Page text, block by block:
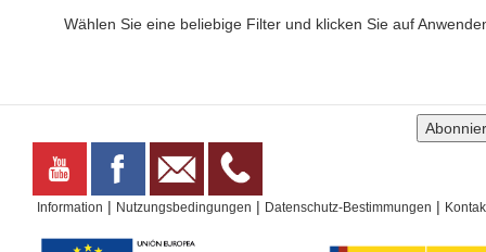
Wählen Sie eine beliebige Filter und klicken Sie auf
Information | Nutzungsbedingungen | Datenschutz-Bestimmungen |